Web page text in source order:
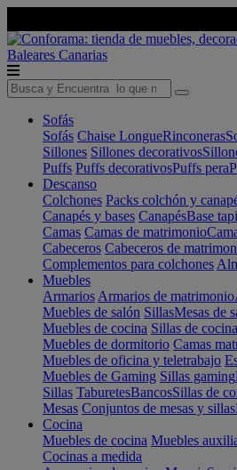
Baleares Canarias
Sofás
Sofás Chaise LongueRinconeras
Sillones Sillones decorativos
Puffs Puffs decorativosPuffs pera
Descanso
Colchones Packs colchón y
Canapés y bases CanapésBase
Camas Camas de matrimonio
Cabeceros Cabeceros de
Complementos para colchones
Muebles
Armarios Armarios de matrimonio
Muebles de salón SillasMesas de
Muebles de cocina Sillas de
Muebles de dormitorio Camas
Muebles de oficina y teletrabajo
Muebles de Gaming Sillas gaming
Sillas TaburetesBancosSillas de
Mesas Conjuntos de mesas y sillas
Cocina
Muebles de cocina Muebles
Cocinas a medida